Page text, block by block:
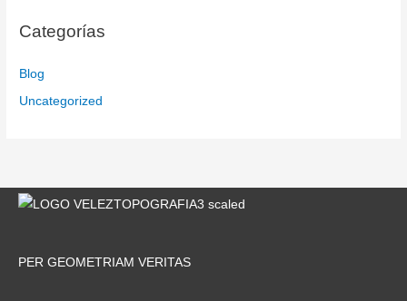
Categorías
Blog
Uncategorized
PER GEOMETRIAM VERITAS